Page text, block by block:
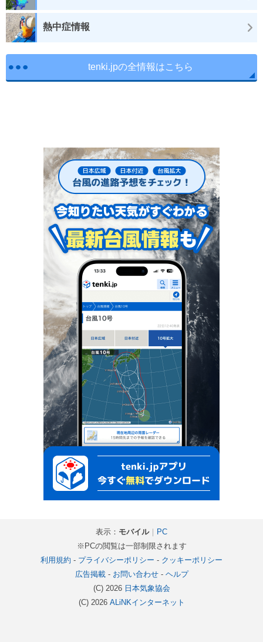
熱中症情報
tenki.jpの全情報はこちら
表示： モバイル｜
PC
※PCの閲覧は一部制限されます
利用規約 - プライバシーポリシー - クッキーポリシー
広告掲載- お問い合わせ- ヘルプ
(C) 2026 日本気象協会
(C) 2026 ALiNKインターネット